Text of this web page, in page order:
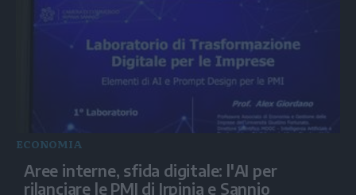
ECONOMIA
Aree interne, sfida digitale: l'AI per
rilanciare le PMI di Irpinia e Sannio